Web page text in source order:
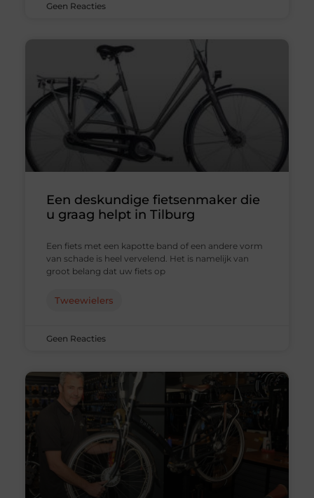
Geen Reacties
Een deskundige fietsenmaker die
u graag helpt in Tilburg
Een fiets met een kapotte band of een andere vorm
van schade is heel vervelend. Het is namelijk van
groot belang dat uw fiets op
Tweewielers
Geen Reacties